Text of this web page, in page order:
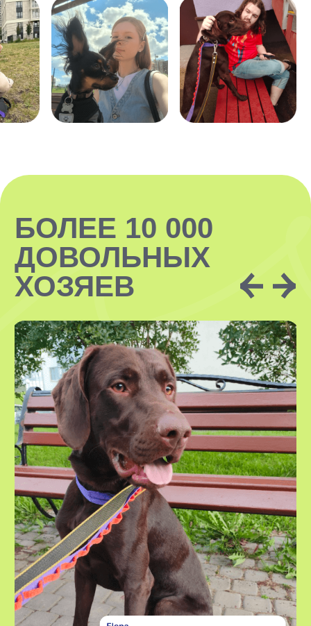
ЗАКАЗАТЬ
ЗАКАЗАТЬ
Сервис по выгулу и передержке
домашних животных
VOX • ВОКС
АО "ПЭТТЕХ СОЛЮШЕНС"
ИНН: 7814829167
ОГРН: 1237800119710
КПП: 781401001
Передержка собак
Няни для собак
Передержка кошек
Няня для кошки
Все услуги
Выгул собак
О нас
Как все работает?
Отзывы
Контакты
Блог
Заказать услугу
Договор-оферта
Политика использования cookies
8-800-222-59-47
info@voxfordogs.ru
Политика конфиденциальности